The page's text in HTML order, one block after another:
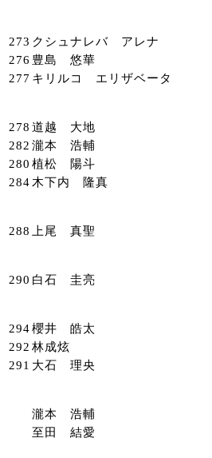
273 クシュナレバ アレナ
276 豊島 悠華
277 キリルコ エリザベータ
278 道越 大地
282 瀧本 浩輔
280 植松 陽斗
284 木下内 隆真
288 上尾 真聖
290 白石 圭亮
294櫻井 皓太
292 林成炫
291 大石 理央
瀧本 浩輔
至田 結愛